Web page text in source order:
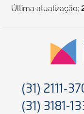
Última atualização:
(31) 2111-
(31) 3181-